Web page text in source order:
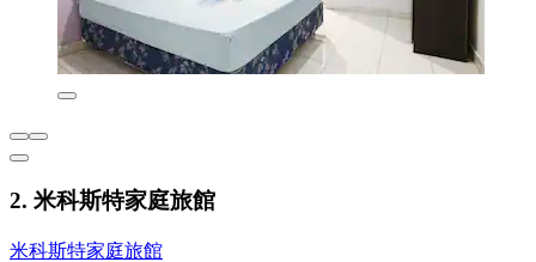
2. 米科斯特家庭旅館
米科斯特家庭旅館